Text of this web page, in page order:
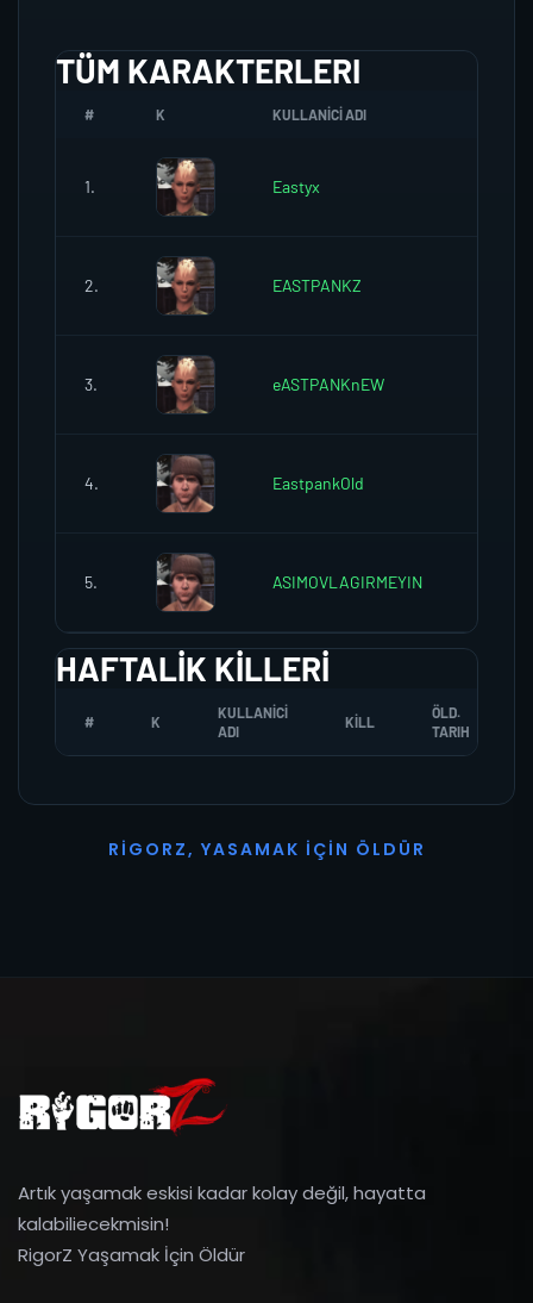
TÜM KARAKTERLERI
# K KULLANICI ADI
1. Eastyx
2. EASTPANKZ
3. eASTPANKnEW
4. EastpankOld
5. ASIMOVLAGIRMEYIN
HAFTALIK KILLERI
# K
KULLANICI
ADI
KILL
ÖLD.
TARIH
R I G O R Z, YASAMAK İ ÇI N Ö L D Ü R
Artık yaşamak eskisi kadar kolay değil, hayatta
kalabiliecekmisin!
RigorZ Yaşamak İçin Öldür